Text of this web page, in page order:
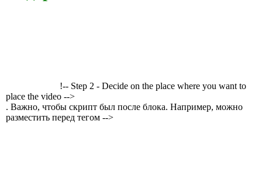
!-- Step 2 - Decide on the place where you want to
place the video -->
. Важно, чтобы скрипт был после блока. Например, можно
разместить перед тегом -->